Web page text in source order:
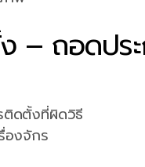
– ถอดป
ติดตั้งที่ผิดวิธี
องจักร